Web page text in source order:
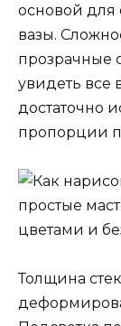
основой для
вазы.
прозрачные
увидеть все
достаточно
пропорции
Толщина